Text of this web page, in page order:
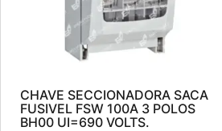
CHAVE SECCIONADORA SACA
FUSIVEL FSW 100A 3 POLOS
BH00 UI=690 VOLTS.